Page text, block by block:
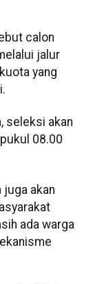
calon
jalur
yang
seleksi akan
08.00
juga akan
ada warga